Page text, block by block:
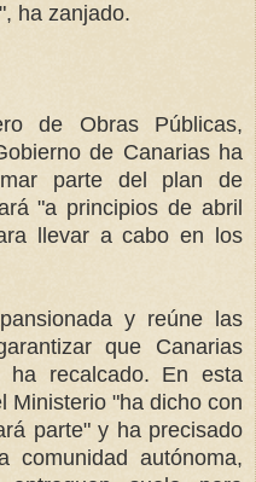
ha zanjado.
de Obras Públicas,
de Canarias ha
parte del plan de
"a principios de abril
llevar a cabo en los
y reúne las
que Canarias
recalcado. En esta
Ministerio "ha dicho con
parte" y ha precisado
autónoma,